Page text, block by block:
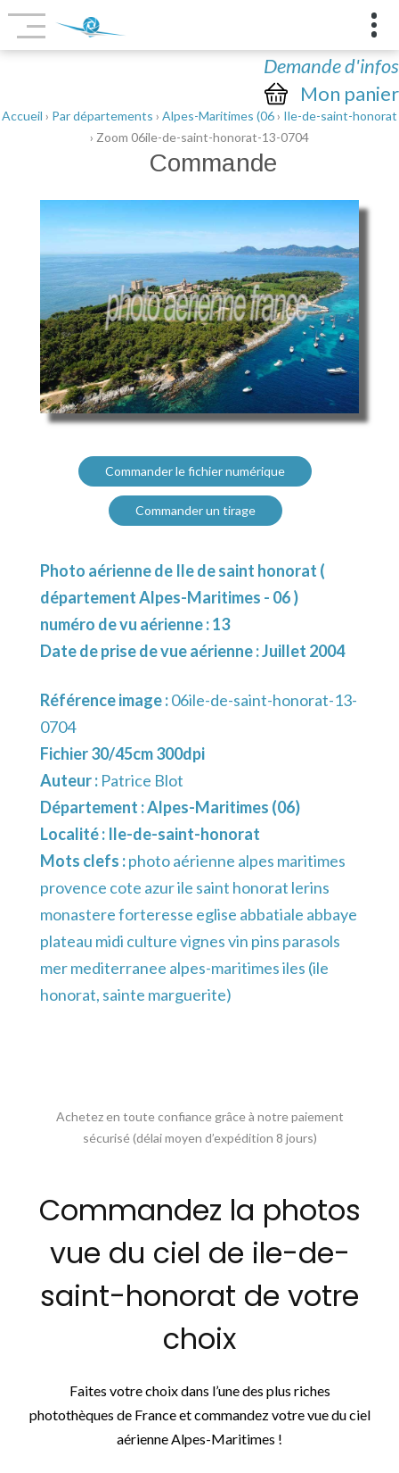
Demande d'infos
Mon panier
Accueil › Par départements › Alpes-Maritimes (06› Ile-de-saint-honorat
› Zoom 06ile-de-saint-honorat-13-0704
Commande
Commander le fichier numérique
Commander un tirage
Photo aérienne de Ile de saint honorat (
département Alpes-Maritimes - 06 )
numéro de vu aérienne : 13
Date de prise de vue aérienne : Juillet 2004
Référence image :06ile-de-saint-honorat-13-
0704
Fichier 30/45cm 300dpi
Auteur : Patrice Blot
Département :Alpes-Maritimes (06)
Localité : Ile-de-saint-honorat
Mots clefs :photo aérienne alpes maritimes
provence cote azur ile saint honorat lerins
monastere forteresse eglise abbatiale abbaye
plateau midi culture vignes vin pins parasols
mer mediterranee alpes-maritimes iles (ile
honorat, sainte marguerite)
Achetez en toute confiance grâce à notre paiement
sécurisé (délai moyen d’expédition 8 jours)
Commandez la photos
vue du ciel de ile-de-
saint-honorat de votre
choix
Faites votre choix dans l’une des plus riches
photothèques de France et commandez votre vue du ciel
aérienne Alpes-Maritimes !